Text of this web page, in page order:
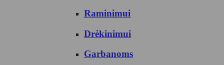
Raminimui
Drėkinimui
Garbanoms